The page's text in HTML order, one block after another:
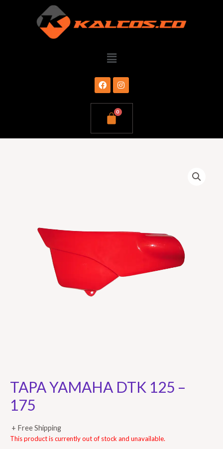
TAPA YAMAHA DTK 125 –
175
+ Free Shipping
This product is currently out of stock and unavailable.